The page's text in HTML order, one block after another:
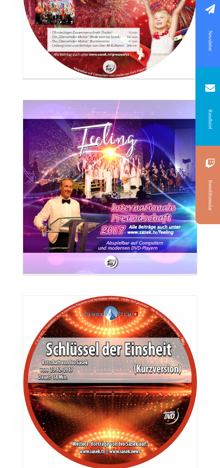
DVD: Feeling – Freundestreffen 2017
DVD: Schlüssel der Einsheit
DVD: 3 Evangelisationstreffen
Newsletter
Rundbrief
Bestellformular